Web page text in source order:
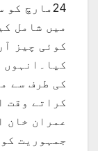
24مارچ
کوئی چیز
کی طرف سے
کراتے وقت
عمران خان
جمہوریت